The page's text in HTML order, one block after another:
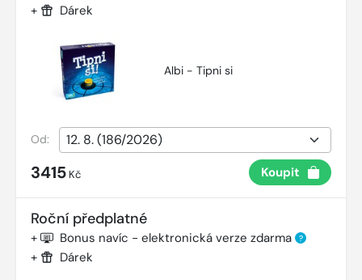
+ Dárek
Albi - Tipni si
Od:
3415 Kč Koupit
Roční předplatné
+ Bonus navíc - elektronická verze zdarma ?
+ Dárek